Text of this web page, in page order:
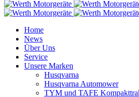
Home
News
Über Uns
Service
Unsere Marken
Husqvarna
Husqvarna Automower
TYM und TAFE